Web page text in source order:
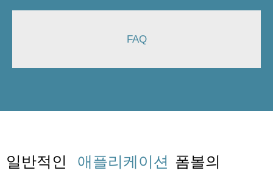
FAQ
일반적인 애플리케이션 폼볼의